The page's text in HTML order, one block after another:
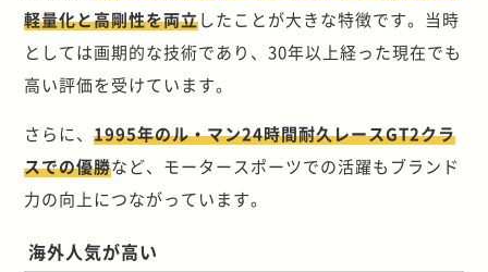
軽量化と高剛性を両立したことが大きな特徴です。当時
としては画期的な技術であり、30年以上経った現在でも
高い評価を受けています。
さらに、1995年のル・マン24時間耐久レースGT2クラ
スでの優勝など、モータースポーツでの活躍もブランド
力の向上につながっています。
海外人気が高い